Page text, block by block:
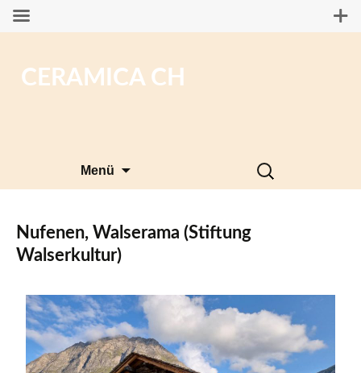
CERAMICA CH
Menü
Suchen
nach:
Nufenen, Walserama (Stiftung
Walserkultur)